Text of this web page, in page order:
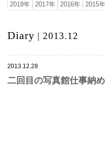
Diary | 2013.12
2013.12.28
二回目の写真館仕事納め
2018年
2017年 2016年 2015年